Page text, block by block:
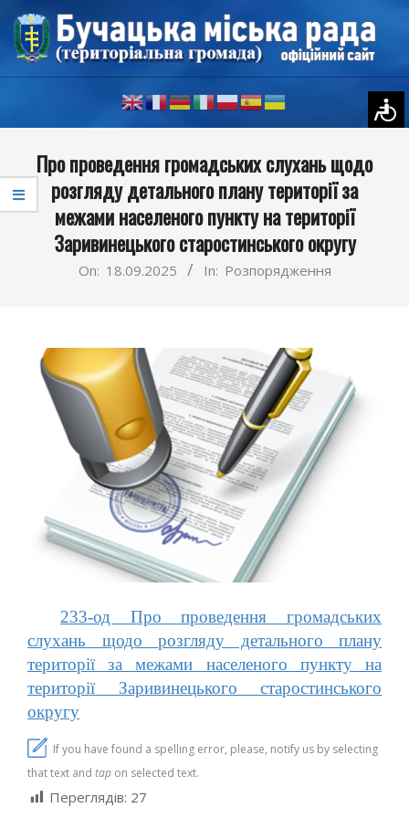
Skip
content
Navigation
Menu
Про проведення громадських слухань щодо
розгляду детального плану території за
межами населеного пункту на території
Заривинецького старостинського округу
On: 18.09.2025 In: Розпорядження
233-од Про проведення громадських
слухань щодо розгляду детального плану
території за межами населеного пункту на
території Заривинецького старостинського
округу
If you have found a spelling error, please, notify us by selecting
that text and tap on selected text.
Переглядів: 27